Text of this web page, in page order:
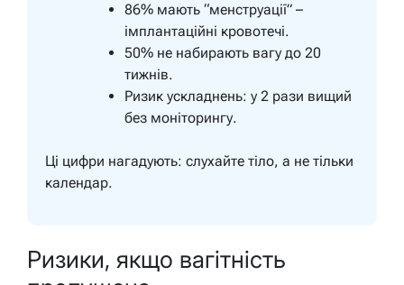
86% мають “менструації” –
імплантаційні кровотечі.
50% не набирають вагу до 20
тижнів.
Ризик ускладнень: у 2 рази вищий
без моніторингу.
Ці цифри нагадують: слухайте тіло, а не тільки
календар.
Ризики, якщо вагітність